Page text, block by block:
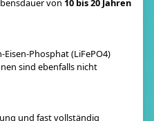
von 10 bis 20 Jahren
Phosphat (LiFePO4)
sind ebenfalls nicht
und fast vollständig